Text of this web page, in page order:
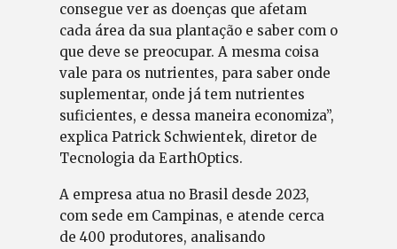
consegue ver as doenças que afetam
cada área da sua plantação e saber com o
que deve se preocupar. A mesma coisa
vale para os nutrientes, para saber onde
suplementar, onde já tem nutrientes
suficientes, e dessa maneira economiza”,
explica Patrick Schwientek, diretor de
Tecnologia da EarthOptics.
A empresa atua no Brasil desde 2023,
com sede em Campinas, e atende cerca
de 400 produtores, analisando